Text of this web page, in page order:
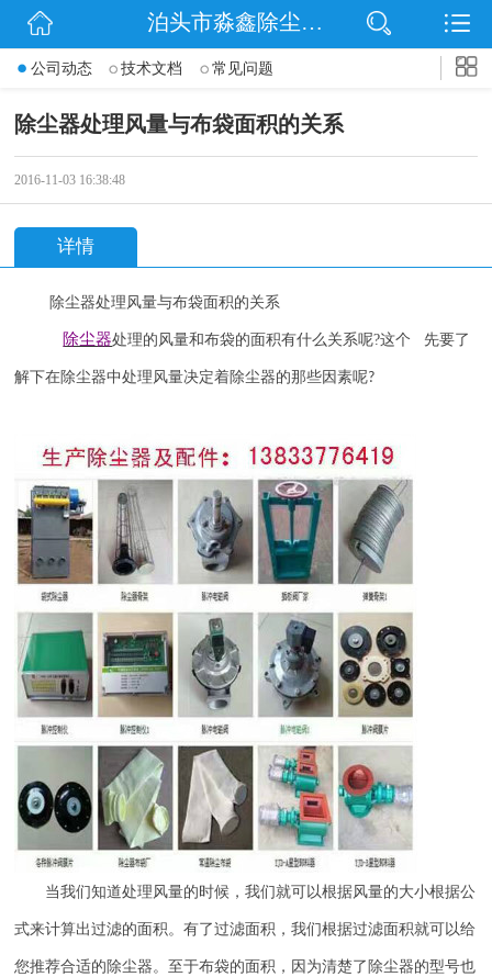
网站首页
公司动态
泊头市淼鑫除尘配件销售处
公司动态 技术文档 常见问题
除尘器处理风量与布袋面积的关系
2016-11-03 16:38:48
详情
除尘器处理风量与布袋面积的关系
除尘器处理的风量和布袋的面积有什么关系呢?这个 先要了
解下在除尘器中处理风量决定着除尘器的那些因素呢?
当我们知道处理风量的时候，我们就可以根据风量的大小根据公
式来计算出过滤的面积。有了过滤面积，我们根据过滤面积就可以给
您推荐合适的除尘器。至于布袋的面积，因为清楚了除尘器的型号也